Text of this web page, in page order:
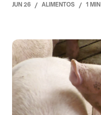
JUN 26 / ALIMENTOS / 1 MIN